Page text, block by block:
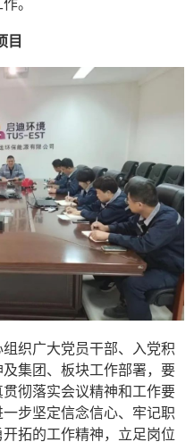
。
目
织广大党员干部、入党积
集团、板块工作部署，要
彻落实会议精神和工作要
步坚定信念信心、牢记职
拓的工作精神，立足岗位